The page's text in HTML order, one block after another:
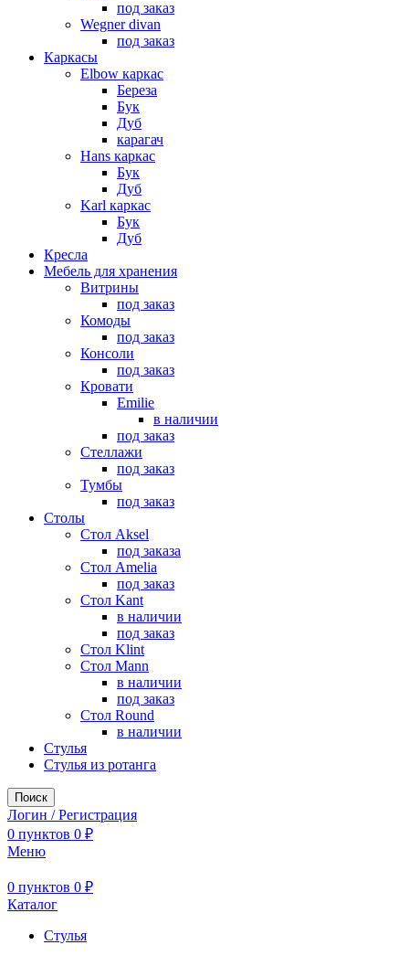
под заказ
Wegner divan
под заказ
Каркасы
Elbow каркас
Береза
Бук
Дуб
карагач
Hans каркас
Бук
Дуб
Karl каркас
Бук
Дуб
Кресла
Мебель для хранения
Витрины
под заказ
Комоды
под заказ
Консоли
под заказ
Кровати
Emilie
в наличии
под заказ
Стеллажи
под заказ
Тумбы
под заказ
Столы
Стол Aksel
под заказа
Стол Amelia
под заказ
Стол Kant
в наличии
под заказ
Стол Klint
Стол Mann
в наличии
под заказ
Стол Round
в наличии
Стулья
Стулья из ротанга
Поиск
Логин / Регистрация
0 пунктов 0 ₽
Меню
0 пунктов 0 ₽
Каталог
Стулья